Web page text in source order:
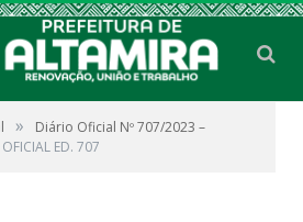
»
Diário Oficial Nº 707/2023 –
ED. 707